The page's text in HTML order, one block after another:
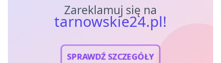
Zareklamuj się na
tarnowskie24.pl!
SPRAWDŹ SZCZEGÓŁY